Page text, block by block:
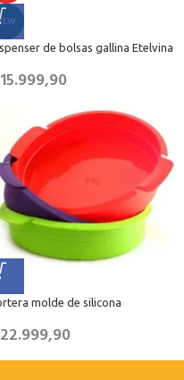
de bolsas gallina Etelvina
15.999,90
molde de silicona
22.999,90